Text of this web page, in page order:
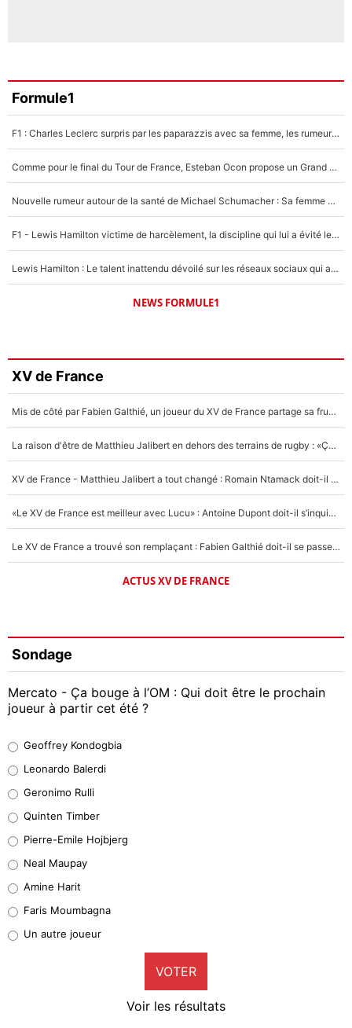
Formule1
F1 : Charles Leclerc surpris par les paparazzis avec sa femme, les rumeurs étaient vraies !
Comme pour le final du Tour de France, Esteban Ocon propose un Grand Prix de Formule 1 à Paris : «Autour de l’Arc de Triomphe, ce serait génial» !
Nouvelle rumeur autour de la santé de Michael Schumacher : Sa femme Corinna sort du silence
F1 - Lewis Hamilton victime de harcèlement, la discipline qui lui a évité le pire : «J'aurais probablement mal tourné»
Lewis Hamilton : Le talent inattendu dévoilé sur les réseaux sociaux qui a impressionné Kim Kardashian pendant leurs vacances en amoureux !
NEWS FORMULE1
XV de France
Mis de côté par Fabien Galthié, un joueur du XV de France partage sa frustration : «ils ne me l’ont pas dit tout de suite»
La raison d'être de Matthieu Jalibert en dehors des terrains de rugby : «Ça m'atteint autant que si tu touches à un membre de ma famille»
XV de France - Matthieu Jalibert a tout changé : Romain Ntamack doit-il s’inquiéter pour sa place à un an de la Coupe du monde ?
«Le XV de France est meilleur avec Lucu» : Antoine Dupont doit-il s’inquiéter pour sa place ?
Le XV de France a trouvé son remplaçant : Fabien Galthié doit-il se passer d'Antoine Dupont ?
ACTUS XV DE FRANCE
Sondage
Mercato - Ça bouge à l’OM : Qui doit être le prochain
joueur à partir cet été ?
38%
32%
5%
1%
9%
Geoffrey Kondogbia
Leonardo Balerdi
Geronimo Rulli
Quinten Timber
Pierre-Emile Hojbjerg
Neal Maupay
Amine Harit
Faris Moumbagna
Un autre joueur
VOTER
Voir les résultats